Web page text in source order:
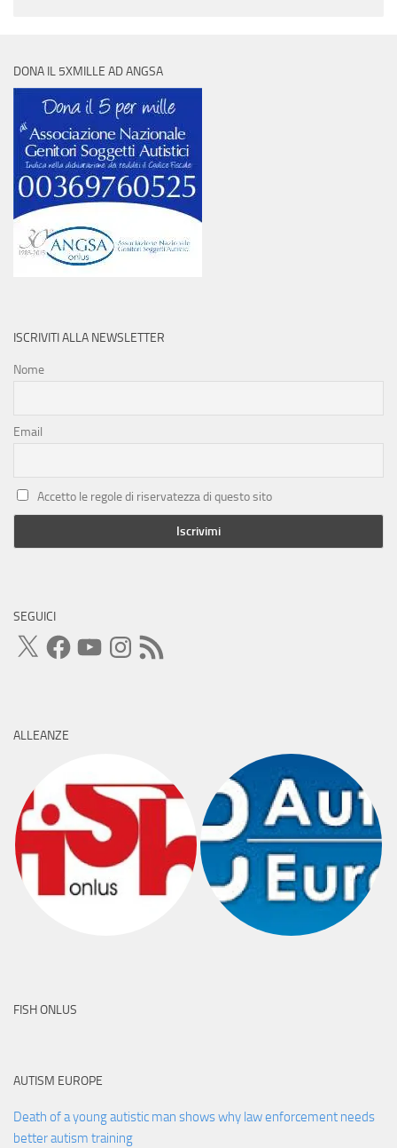
DONA IL 5XMILLE AD ANGSA
ISCRIVITI ALLA NEWSLETTER
Nome
Email
Accetto le regole di riservatezza di questo sito
SEGUICI
X FacebookYouTubeInstagram
Feed
RSS
ALLEANZE
FISH ONLUS
AUTISM EUROPE
Death of a young autistic man shows why law enforcement needs
better autism training